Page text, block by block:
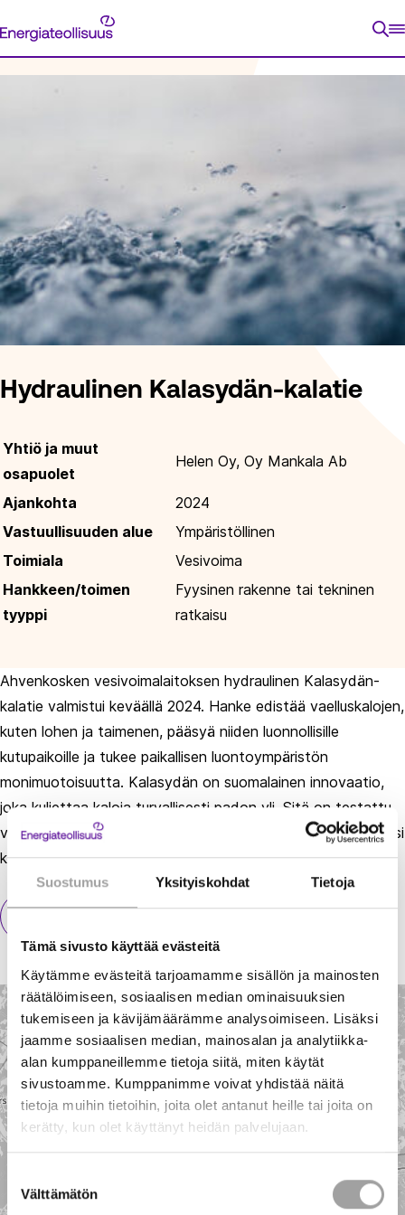
Suostumus Yksityiskohdat Tietoja
Tämä sivusto käyttää evästeitä
Käytämme evästeitä tarjoamamme sisällön ja mainosten
räätälöimiseen, sosiaalisen median ominaisuuksien
tukemiseen ja kävijämäärämme analysoimiseen. Lisäksi
jaamme sosiaalisen median, mainosalan ja analytiikka-
alan kumppaneillemme tietoja siitä, miten käytät
sivustoamme. Kumppanimme voivat yhdistää näitä
tietoja muihin tietoihin, joita olet antanut heille tai joita on
kerätty, kun olet käyttänyt heidän palvelujaan.
valinta
Välttämätön
suoraan
Energiateollisuus
ETUSIVU
Hydraulinen Kalasydän-kalatie
Yhtiö ja muut
osapuolet
Helen Oy, Oy Mankala Ab
Ajankohta
2024
Vastuullisuuden alue
Ympäristöllinen
Toimiala
Vesivoima
Hankkeen/toimen
tyyppi
Fyysinen rakenne tai tekninen
ratkaisu
Ahvenkosken vesivoimalaitoksen hydraulinen Kalasydän-
kalatie valmistui keväällä 2024. Hanke edistää vaelluskalojen,
kuten lohen ja taimenen, pääsyä niiden luonnollisille
kutupaikoille ja tukee paikallisen luontoympäristön
monimuotoisuutta. Kalasydän on suomalainen innovaatio,
joka kuljettaa kaloja turvallisesti padon yli. Sitä on testattu
voimalaitosolosuhteissa, ja kalojen kunto on todettu hyväksi
kalatien läpäisyn jälkeen.
Zoom in
Näytä sijaintini